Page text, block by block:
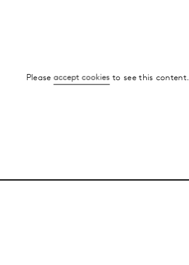
Pleaseaccept cookies to see this content.